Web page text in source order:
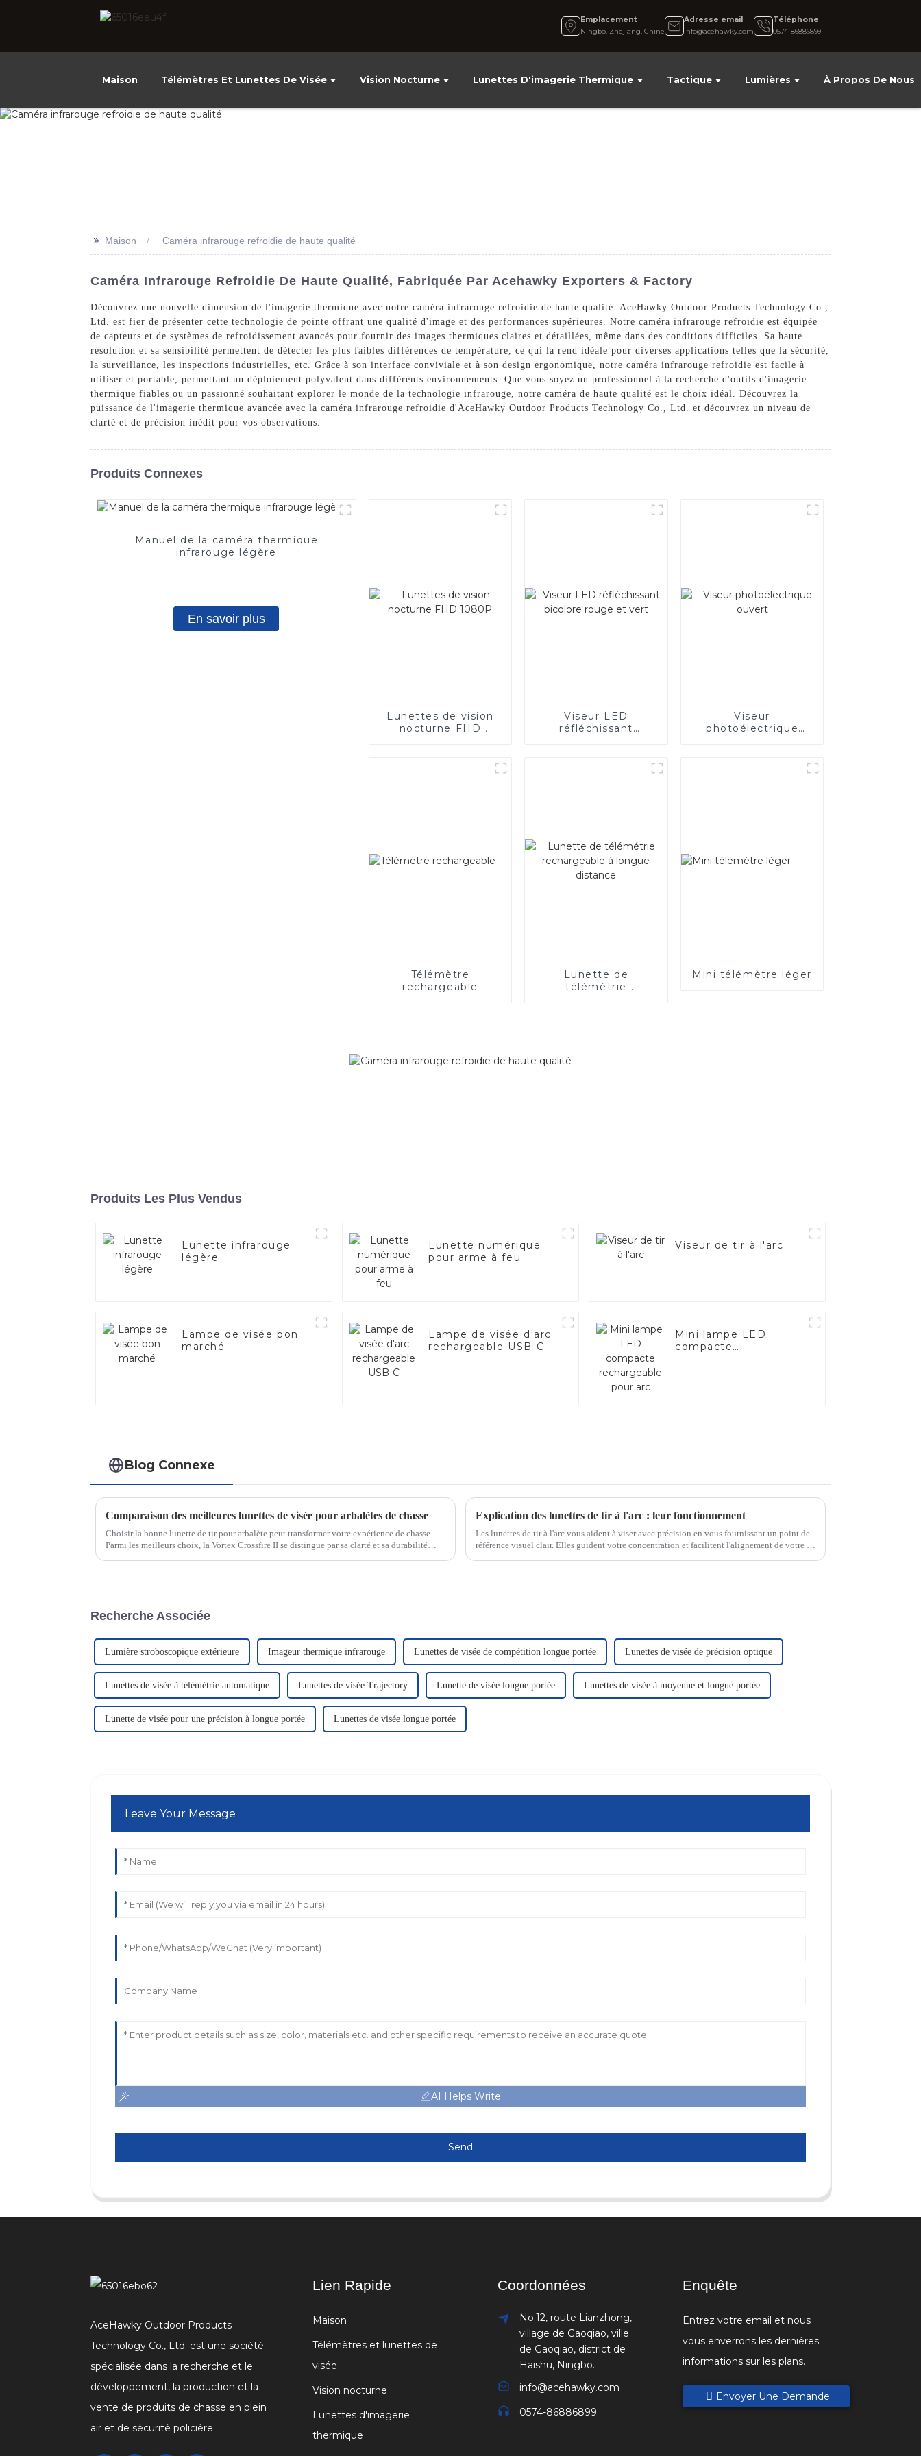
Emplacement
Ningbo, Zhejiang, Chine
Adresse email
info@acehawky.com
Téléphone
0574-86886899
Maison Télémètres Et Lunettes De Visée Vision Nocturne Lunettes D'imagerie Thermique Tactique Lumières À Propos De Nous
>> Maison Caméra infrarouge refroidie de haute qualité
Caméra Infrarouge Refroidie De Haute Qualité, Fabriquée Par Acehawky Exporters & Factory
Découvrez une nouvelle dimension de l'imagerie thermique avec notre caméra infrarouge refroidie de haute qualité. AceHawky Outdoor Products Technology Co.,
Ltd. est fier de présenter cette technologie de pointe offrant une qualité d'image et des performances supérieures. Notre caméra infrarouge refroidie est équipée
de capteurs et de systèmes de refroidissement avancés pour fournir des images thermiques claires et détaillées, même dans des conditions difficiles. Sa haute
résolution et sa sensibilité permettent de détecter les plus faibles différences de température, ce qui la rend idéale pour diverses applications telles que la sécurité,
la surveillance, les inspections industrielles, etc. Grâce à son interface conviviale et à son design ergonomique, notre caméra infrarouge refroidie est facile à
utiliser et portable, permettant un déploiement polyvalent dans différents environnements. Que vous soyez un professionnel à la recherche d'outils d'imagerie
thermique fiables ou un passionné souhaitant explorer le monde de la technologie infrarouge, notre caméra de haute qualité est le choix idéal. Découvrez la
puissance de l'imagerie thermique avancée avec la caméra infrarouge refroidie d'AceHawky Outdoor Products Technology Co., Ltd. et découvrez un niveau de
clarté et de précision inédit pour vos observations.
Produits Connexes
Manuel de la caméra thermique
infrarouge légère
En savoir plus
Lunettes de vision
nocturne FHD
Viseur LED
réfléchissant
Viseur
photoélectrique
Télémètre
rechargeable
Lunette de
télémétrie
Mini télémètre léger
Produits Les Plus Vendus
Lunette infrarouge
légère
Lunette numérique
pour arme à feu
Viseur de tir à l'arc
Lampe de visée bon
marché
Lampe de visée d'arc
rechargeable USB-C
Mini lampe LED
compacte
Blog Connexe
Comparaison des meilleures lunettes de visée pour arbalètes de chasse
Choisir la bonne lunette de tir pour arbalète peut transformer votre expérience de chasse.
Parmi les meilleurs choix, la Vortex Crossfire II se distingue par sa clarté et sa durabilité
Explication des lunettes de tir à l'arc : leur fonctionnement
Les lunettes de tir à l'arc vous aident à viser avec précision en vous fournissant un point de
référence visuel clair. Elles guident votre concentration et facilitent l'alignement de votre tir
Recherche Associée
Lumière stroboscopique extérieure Imageur thermique infrarouge Lunettes de visée de compétition longue portée Lunettes de visée de précision optique
Lunettes de visée à télémétrie automatique Lunettes de visée Trajectory Lunette de visée longue portée Lunettes de visée à moyenne et longue portée
Lunette de visée pour une précision à longue portée Lunettes de visée longue portée
Leave Your Message
AI Helps Write
Send
AceHawky Outdoor Products
Technology Co., Ltd. est une société
spécialisée dans la recherche et le
développement, la production et la
vente de produits de chasse en plein
air et de sécurité policière.
Lien Rapide
Maison
Télémètres et lunettes de
visée
Vision nocturne
Lunettes d'imagerie
thermique
Coordonnées
No.12, route Lianzhong,
village de Gaoqiao, ville
de Gaoqiao, district de
Haishu, Ningbo.
info@acehawky.com
0574-86886899
Enquête
Entrez votre email et nous
vous enverrons les dernières
informations sur les plans.
Envoyer Une Demande